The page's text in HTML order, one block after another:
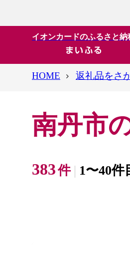
イオンカードのふるさと納
HOME
返礼品をさ
南丹市
383件 1〜40件